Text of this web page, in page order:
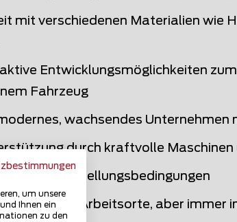
mit verschiedenen Materialien wie
Entwicklungsmöglichkeiten
Fahrzeug
wachsendes
durch kraftvolle Maschinen
Anstellungsbedingungen
Arbeitsorte, aber immer
um unsere
Ihnen ein
zu den